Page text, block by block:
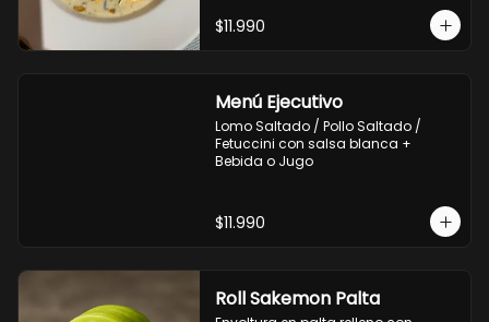
$11.990
Menú Ejecutivo
Lomo Saltado / Pollo Saltado /
Fetuccini con salsa blanca +
Bebida o Jugo
$11.990
Roll Sakemon Palta